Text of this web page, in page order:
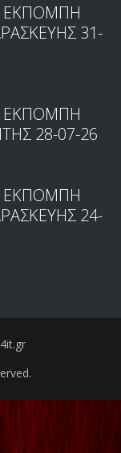
ΕΚΠΟΜΠΗ
31-
ΕΚΠΟΜΠΗ
28-07-26
ΕΚΠΟΜΠΗ
24-